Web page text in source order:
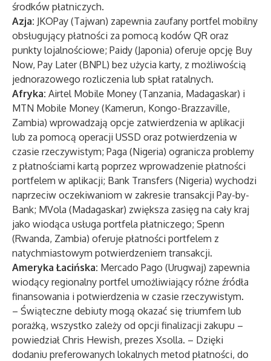
środków płatniczych.
Azja: JKOPay (Tajwan) zapewnia zaufany portfel mobilny
obsługujący płatności za pomocą kodów QR oraz
punkty lojalnościowe; Paidy (Japonia) oferuje opcję Buy
Now, Pay Later (BNPL) bez użycia karty, z możliwością
jednorazowego rozliczenia lub spłat ratalnych.
Afryka: Airtel Mobile Money (Tanzania, Madagaskar) i
MTN Mobile Money (Kamerun, Kongo-Brazzaville,
Zambia) wprowadzają opcje zatwierdzenia w aplikacji
lub za pomocą operacji USSD oraz potwierdzenia w
czasie rzeczywistym; Paga (Nigeria) ogranicza problemy
z płatnościami kartą poprzez wprowadzenie płatności
portfelem w aplikacji; Bank Transfers (Nigeria) wychodzi
naprzeciw oczekiwaniom w zakresie transakcji Pay-by-
Bank; MVola (Madagaskar) zwiększa zasięg na cały kraj
jako wiodąca usługa portfela płatniczego; Spenn
(Rwanda, Zambia) oferuje płatności portfelem z
natychmiastowym potwierdzeniem transakcji.
Ameryka Łacińska: Mercado Pago (Urugwaj) zapewnia
wiodący regionalny portfel umożliwiający różne źródła
finansowania i potwierdzenia w czasie rzeczywistym.
– Świąteczne debiuty mogą okazać się triumfem lub
porażką, wszystko zależy od opcji finalizacji zakupu –
powiedział Chris Hewish, prezes Xsolla. – Dzięki
dodaniu preferowanych lokalnych metod płatności, do